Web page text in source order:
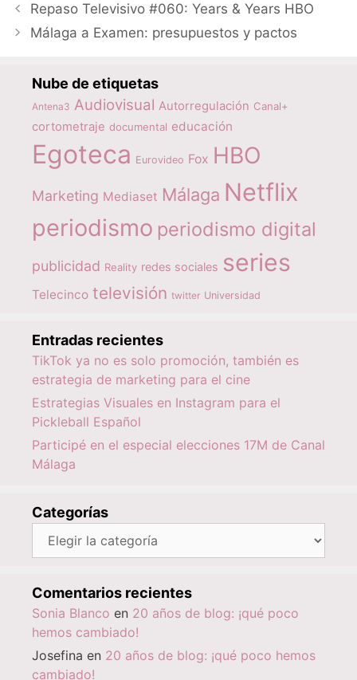
Repaso Televisivo #060: Years & Years HBO
Málaga a Examen: presupuestos y pactos
Nube de etiquetas
Antena3 Audiovisual Autorregulación Canal+
cortometraje documental educación
Egoteca Eurovideo Fox HBO
Marketing Mediaset Málaga Netflix
periodismo periodismo digital
publicidad Reality redes sociales series
Telecinco televisión twitter Universidad
Entradas recientes
TikTok ya no es solo promoción, también es
estrategia de marketing para el cine
Estrategias Visuales en Instagram para el
Pickleball Español
Participé en el especial elecciones 17M de Canal
Málaga
Categorías
Categorías
Comentarios recientes
Sonia Blanco en 20 años de blog: ¡qué poco
hemos cambiado!
Josefina en 20 años de blog: ¡qué poco hemos
cambiado!